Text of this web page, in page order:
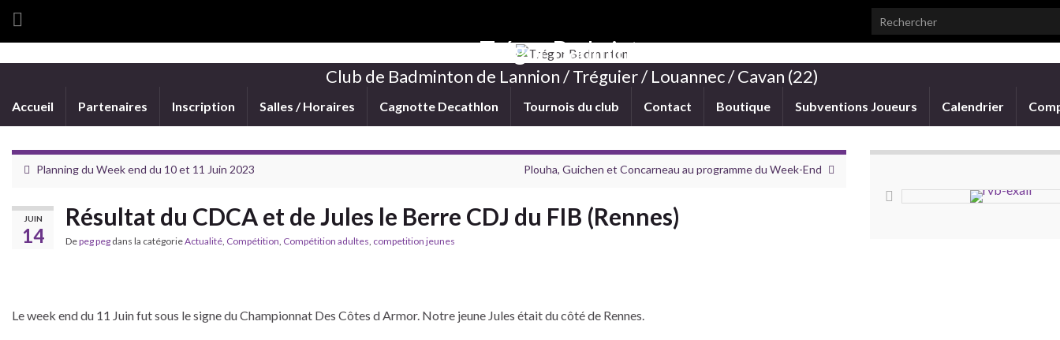
Search for:
Trégor Badminton
Club de Badminton de Lannion / Tréguier / Louannec / Cavan (22)
Accueil Partenaires Inscription Salles / Horaires Cagnotte Decathlon Tournois du club Contact Boutique Subventions Joueurs Calendrier
Planning du Week end du 10 et 11 Juin 2023 Plouha, Guichen et Concarneau au programme du Week-End
JUIN
14
Résultat du CDCA et de Jules le Berre CDJ du FIB (Rennes)
Depeg peg dans la catégorieActualité, Compétition, Compétition adultes, competition jeunes
Le week end du 11 Juin fut sous le signe du Championnat Des Côtes d Armor. Notre jeune Jules était du côté de Rennes.